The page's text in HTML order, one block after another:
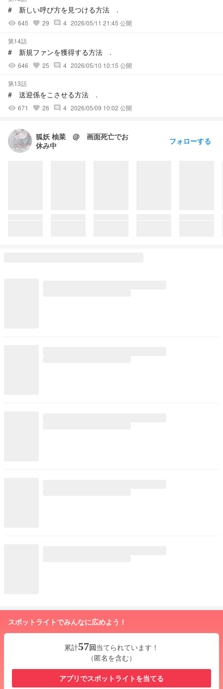
# 新しい呼び方を見つける方法 .
visibility 645 favorite 29 comment 4 2026/05/11 21:45 公開
第14話
# 新規ファンを獲得する方法 .
visibility 646 favorite 25 comment 4 2026/05/10 10:15 公開
第13話
# 送迎係をこさせる方法 .
visibility 671 favorite 26 comment 4 2026/05/09 10:02 公開
狐妖 柚菜 @ 画面死亡でお
休み中
フォローする
スポットライトでみんなに広めよう！
累計57回当てられています！
（匿名を含む）
アプリでスポットライトを当てる